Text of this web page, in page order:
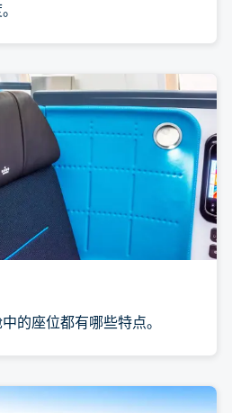
的座位都有哪些特点。